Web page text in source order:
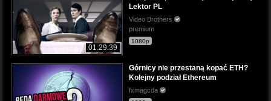
01:29:39
Lektor PL
Video Brothers
premium
1080p
Górnicy nie przestaną kopać ETH?
Kolejny podział Ethereum
fxmagcda